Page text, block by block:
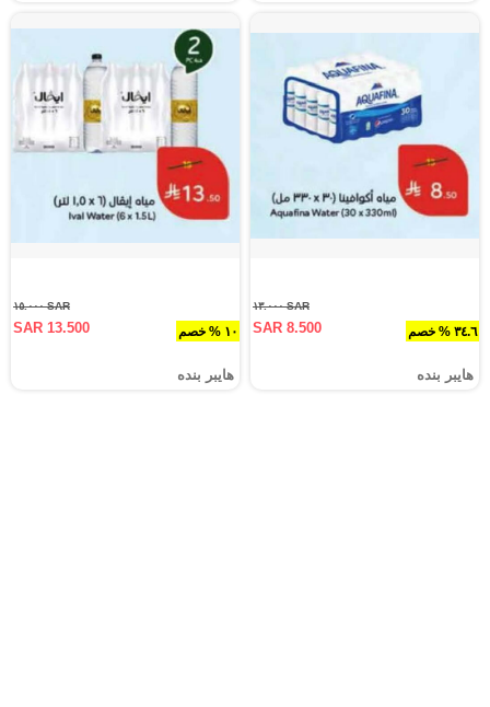
٣٤.٦ % خصم
SAR ١٣.٠٠٠
SAR 8.500
هايبر بنده
١٠ % خصم
SAR ١٥.٠٠٠
SAR 13.500
هايبر بنده